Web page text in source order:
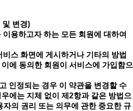
및 변경)
용하고자 하는 모든 회원에 대하여
스 화면에 게시하거나 기타의 방법
에 동의한 회원이 서비스에 가입함으
인정되는 경우 이 약관을 변경할 수
에는 지체 없이 제2항과 같은 방법으
자의 권리 또는 의무에 관한 중요한 규